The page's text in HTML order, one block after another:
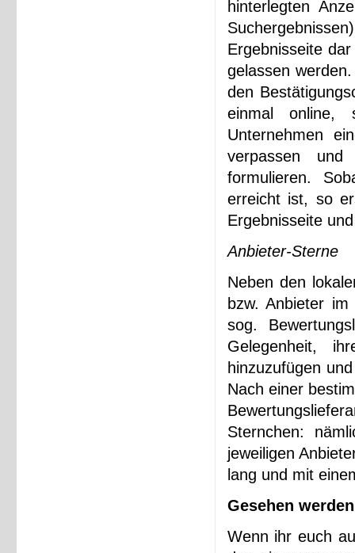
hinterlegten
Ergebnisseite
gelassen
den
einmal online,
Unternehmen
verpassen
formulieren.
erreicht ist, so
Ergebnisseite
Anbieter-Sterne
Neben den
bzw. Anbieter
sog.
Gelegenheit,
hinzuzufügen
Nach einer
Sternchen:
jeweiligen
lang und mit
Gesehen
Wenn ihr euch